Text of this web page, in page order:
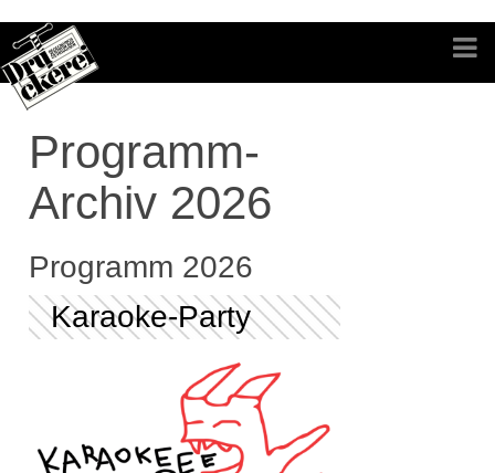
Programm-
Archiv 2026
Programm 2026
Karaoke-Party